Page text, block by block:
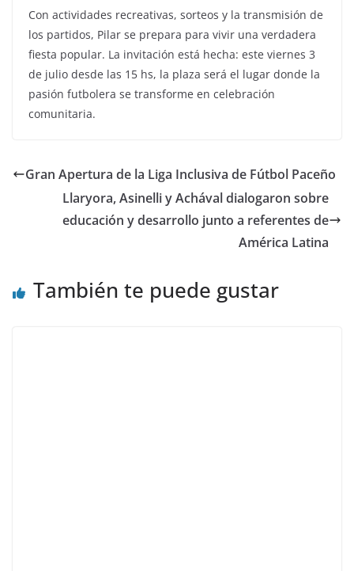
Con actividades recreativas, sorteos y la transmisión de
los partidos, Pilar se prepara para vivir una verdadera
fiesta popular. La invitación está hecha: este viernes 3
de julio desde las 15 hs, la plaza será el lugar donde la
pasión futbolera se transforme en celebración
comunitaria.
Gran Apertura de la Liga Inclusiva de Fútbol Paceño
Llaryora, Asinelli y Achával dialogaron sobre
educación y desarrollo junto a referentes de
América Latina
También te puede gustar